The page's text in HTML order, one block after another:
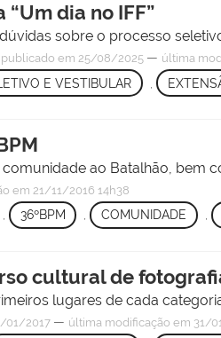
dia no IFF”
sobre o processo
publicado em 25/08/2025 — última
E VESTIBULAR
ao Batalhão, bem
em 21/11/2016 14h38
, 36ºBPM , COMUNIDADE ,
cultural de
lugares de cada
01/2017 — última modificação em 31/